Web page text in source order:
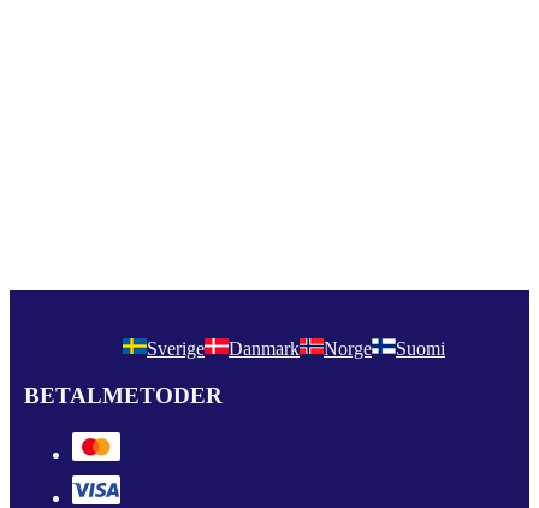
Sverige Danmark Norge Suomi
BETALMETODER